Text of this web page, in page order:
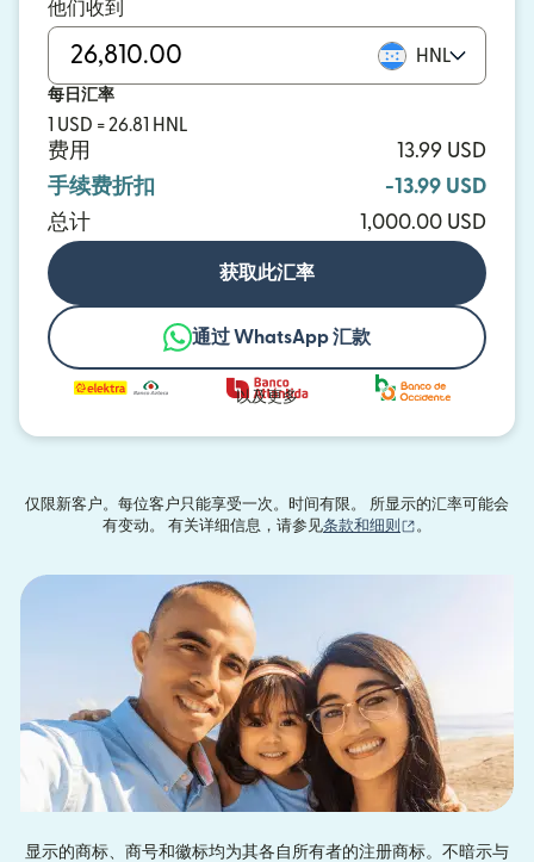
他们收到
HNL
每日汇率
1 USD = 26.81 HNL
费用
13.99 USD
手续费折扣
-13.99 USD
总计
1,000.00 USD
获取此汇率
通过 WhatsApp 汇款
以及更多
仅限新客户。每位客户只能享受一次。时间有限。 所显示的汇率可能会
有变动。 有关详细信息，请参见条款和细则 。
显示的商标、商号和徽标均为其各自所有者的注册商标。不暗示与